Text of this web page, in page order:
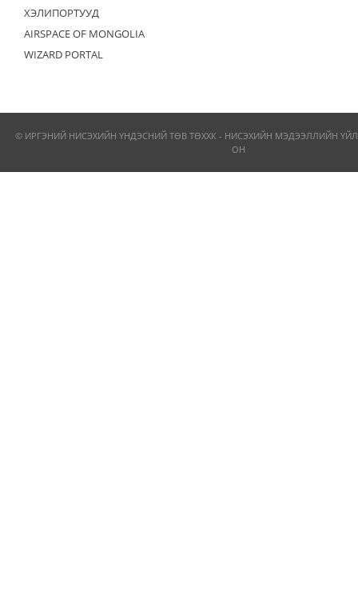
ХЭЛИПОРТУУД
AIRSPACE OF MONGOLIA
WIZARD PORTAL
© ИРГЭНИЙ НИСЭХИЙН ҮНДЭСНИЙ ТӨВ ТӨХХК - НИСЭХИЙН МЭДЭЭЛЛИЙН
ОН